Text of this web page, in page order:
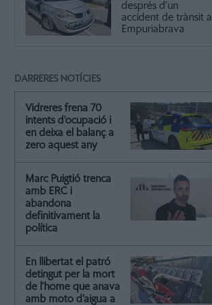
després d’un
accident de trànsit a
Empuriabrava
DARRERES NOTÍCIES
Vidreres frena 70
intents d’ocupació i
en deixa el balanç a
zero aquest any
Marc Puigtió trenca
amb ERC i
abandona
definitivament la
política
En llibertat el patró
detingut per la mort
de l'home que anava
amb moto d’aigua a